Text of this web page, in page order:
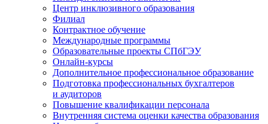
Центр инклюзивного образования
Филиал
Контрактное обучение
Международные программы
Образовательные проекты СПбГЭУ
Онлайн-курсы
Дополнительное профессиональное образование
Подготовка профессиональных бухгалтеров
и аудиторов
Повышение квалификации персонала
Внутренняя система оценки качества образования